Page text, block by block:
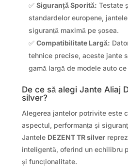
✅ Siguranță Sporită: Testate
standardelor europene,
siguranță maximă pe șosea.
✅ Compatibilitate Largă:
tehnice precise, aceste jante
gamă largă de modele auto ce
De ce să alegi Jante Aliaj
silver?
Alegerea jantelor potrivite este
aspectul, performanța și
Jantele DEZENT TR silver
inteligentă, oferind un echilibru
și funcționalitate.